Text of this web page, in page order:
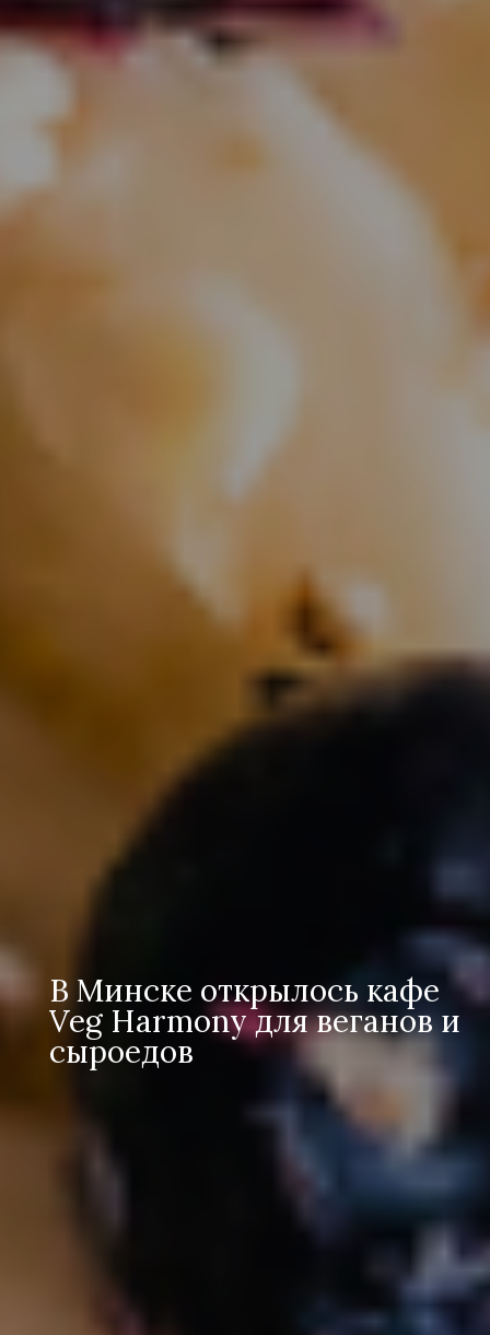
В Минске открылось кафе
Veg Harmony для веганов и
сыроедов